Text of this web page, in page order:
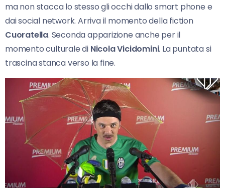
ma non stacca lo stesso gli occhi dallo smart phone e
dai social network. Arriva il momento della fiction
Cuoratella. Seconda apparizione anche per il
momento culturale di Nicola Vicidomini. La puntata si
trascina stanca verso la fine.